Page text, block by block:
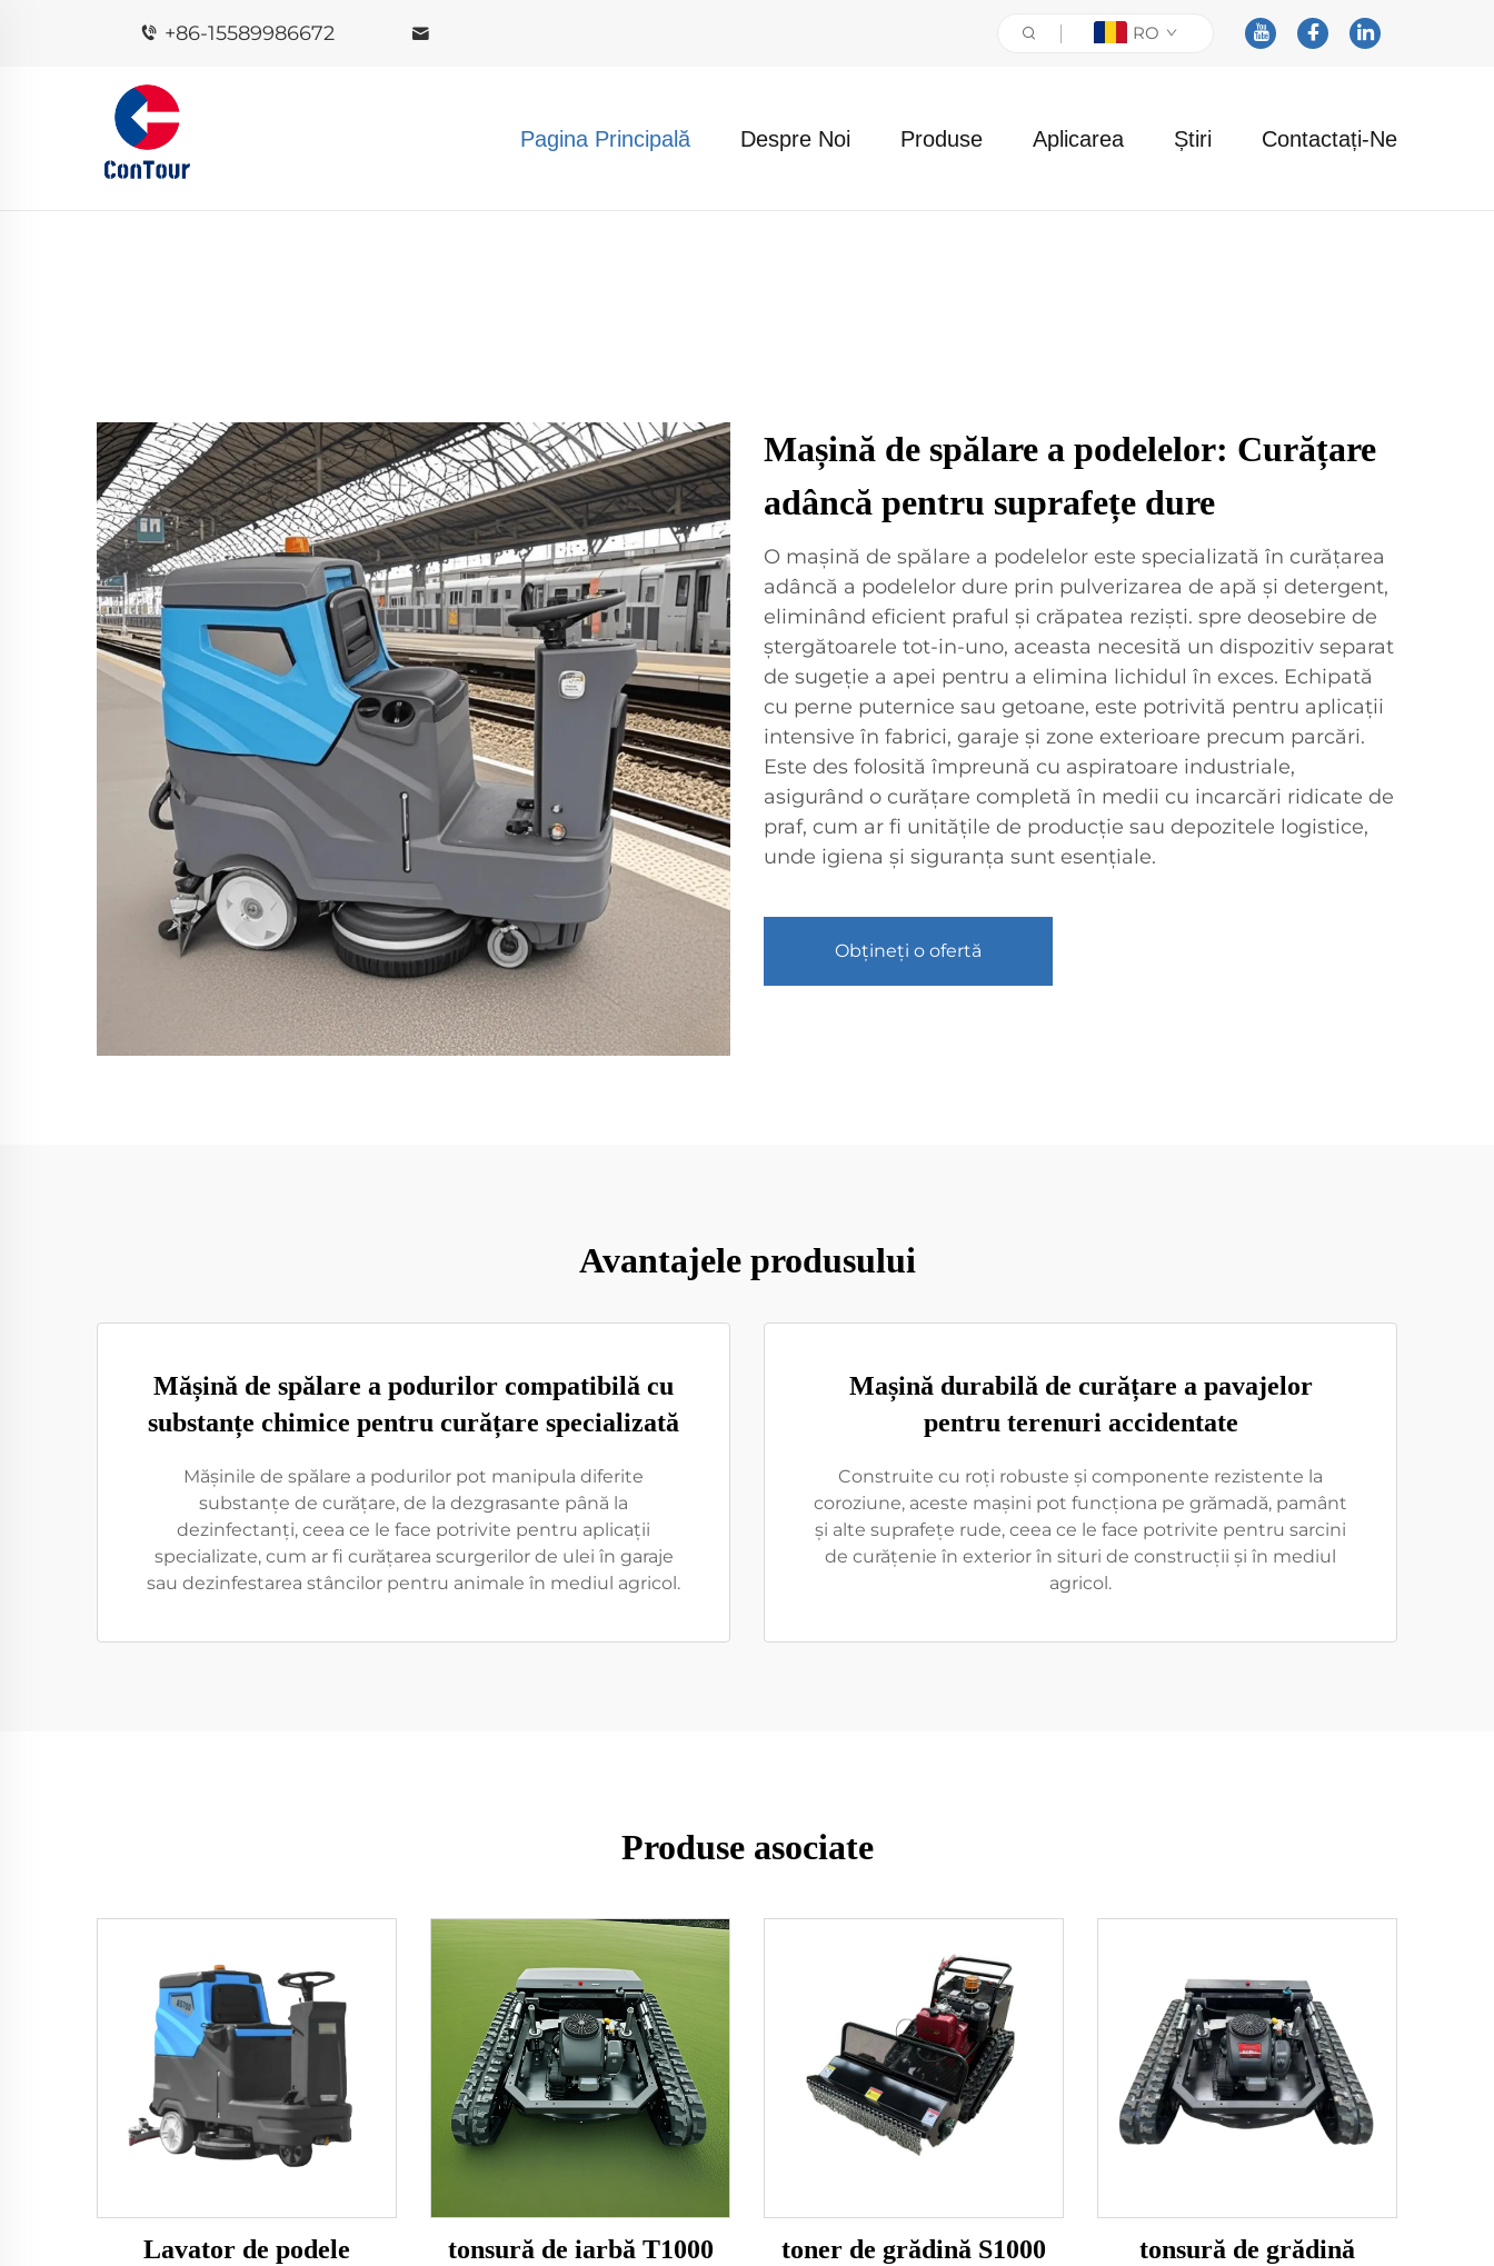
+86-15589986672 RO
Pagina Principală Despre Noi Produse Aplicarea Știri Contactați-Ne
Mașină de spălare a podelelor: Curățare
adâncă pentru suprafețe dure
O mașină de spălare a podelelor este specializată în curățarea
adâncă a podelelor dure prin pulverizarea de apă și detergent,
eliminând eficient praful și crăpatea reziști. spre deosebire de
ștergătoarele tot-in-uno, aceasta necesită un dispozitiv separat
de sugeție a apei pentru a elimina lichidul în exces. Echipată
cu perne puternice sau getoane, este potrivită pentru aplicații
intensive în fabrici, garaje și zone exterioare precum parcări.
Este des folosită împreună cu aspiratoare industriale,
asigurând o curățare completă în medii cu incarcări ridicate de
praf, cum ar fi unitățile de producție sau depozitele logistice,
unde igiena și siguranța sunt esențiale.
Obțineți o ofertă
Avantajele produsului
Mășină de spălare a podurilor compatibilă cu
substanțe chimice pentru curățare specializată
Mășinile de spălare a podurilor pot manipula diferite
substanțe de curățare, de la dezgrasante până la
dezinfectanți, ceea ce le face potrivite pentru aplicații
specializate, cum ar fi curățarea scurgerilor de ulei în garaje
sau dezinfestarea stâncilor pentru animale în mediul agricol.
Mașină durabilă de curățare a pavajelor
pentru terenuri accidentate
Construite cu roți robuste și componente rezistente la
coroziune, aceste mașini pot funcționa pe grămadă, pamânt
și alte suprafețe rude, ceea ce le face potrivite pentru sarcini
de curățenie în exterior în situri de construcții și în mediul
agricol.
Produse asociate
Lavator de podele
tonsură de iarbă T1000 toner de grădină S1000
tonsură de grădină